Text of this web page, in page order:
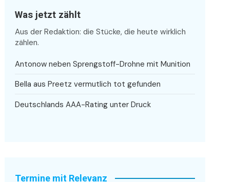
Was jetzt zählt
Aus der Redaktion: die Stücke, die heute wirklich
zählen.
Antonow neben Sprengstoff-Drohne mit Munition
Bella aus Preetz vermutlich tot gefunden
Deutschlands AAA-Rating unter Druck
Termine mit Relevanz